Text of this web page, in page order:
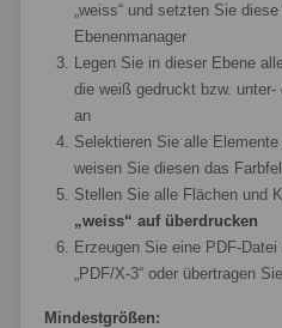
„weiss“ und setzten Sie
Ebenenmanager
Legen Sie in dieser Ebene
die weiß gedruckt bzw.
an
Selektieren Sie alle Elemente
weisen Sie diesen das
Stellen Sie alle Flächen und
„weiss“ auf überdrucken
Erzeugen Sie eine PDF-
„PDF/X-3“ oder übertragen
Mindestgrößen: